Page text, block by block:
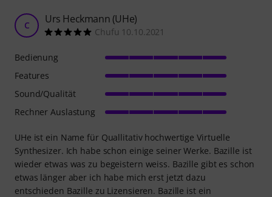
C Urs Heckmann (UHe)
Chufu 10.10.2021
UHe ist ein Name für Quallitativ hochwertige Virtuelle
Synthesizer. Ich habe schon einige seiner Werke. Bazille ist
wieder etwas was zu begeistern weiss. Bazille gibt es schon
etwas länger aber ich habe mich erst jetzt dazu
entschieden Bazille zu Lizensieren. Bazille ist ein
Bedienung
Features
Sound/Qualität
Rechner Auslastung